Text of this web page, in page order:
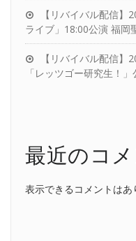
【リバイバル配信】
ライブ」18:00公演 福岡
【リバイバル配信
「レッツゴー研究生！
最近のコメ
表示できるコメントはあ